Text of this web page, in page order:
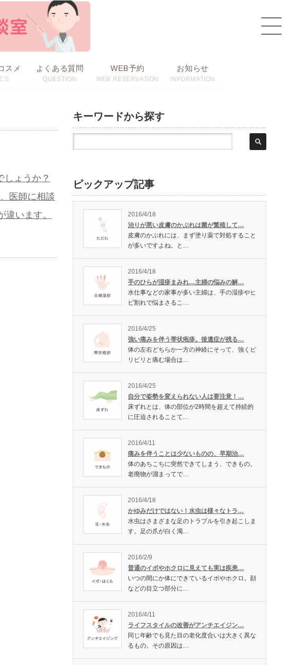
スメ よくある質問
QUESTION
WEB予約
WEB RESERVATION
お知らせ
INFORMATION
toggle
ょうか？
医師に相談
います。
キーワードから探す
ピックアップ記事
2016/4/18
治りが悪い皮膚のかぶれは菌が繁殖して…
皮膚のかぶれには、まず塗り薬で対処すること
が多いですよね。と…
2016/4/18
手のひらが湿疹まみれ…主婦の悩みの解…
水仕事などの家事が多い主婦は、手の湿疹やヒ
ビ割れで悩まさるこ…
2016/4/25
強い痛みを伴う帯状疱疹。後遺症が残る…
体の左右どちらか一方の神経にそって、強くピ
リピリと痛む場合は…
2016/4/25
自分で姿勢を変えられない人は要注意！…
床ずれとは、体の部位が2時間を超えて持続的
に圧迫されることて…
2016/4/11
痛みを伴うことは少ないものの、早期治…
体のあちこちに突然できてしまう、できもの。
老廃物が溜まってで…
2016/4/18
かゆみだけではない！水虫は様々なトラ…
水虫はさまざまな足のトラブルを引き起こしま
す。足の爪が白く濁…
2016/2/9
普通のイボやホクロに見えても実は疾患…
いつの間にか体にできているイボやホクロ。顔
などの目立つ部分に…
2016/4/11
ライフスタイルの改善がアンチエイジン…
同じ年齢でも見た目の老化度合いは大きく異な
るもの。その原因は…